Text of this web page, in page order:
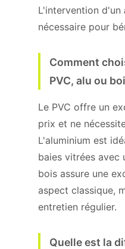
L'intervention d'un
nécessaire pour
Comment
PVC, alu ou
Le PVC offre un
prix et ne
L'aluminium est
baies vitrées avec
bois assure une
aspect classique,
entretien régulier.
Quelle est la